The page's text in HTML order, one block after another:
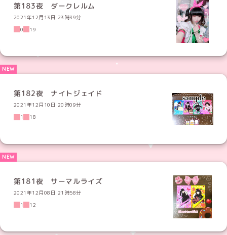
第183夜 ダークレルム
2021年12月13日 23時39分
0
19
第182夜 ナイトジェイド
2021年12月10日 20時09分
1
18
第181夜 サーマルライズ
2021年12月08日 21時58分
1
12